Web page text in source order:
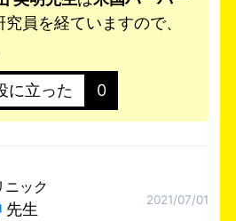
究員を経ていますので、
に立った 0
ニック
先生 2021/07/01